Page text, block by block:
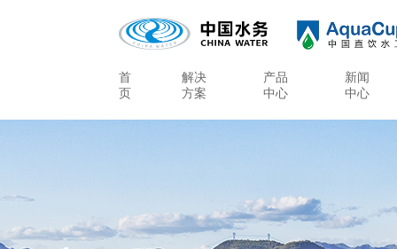
首
页
解决
方案
产品
中心
新闻
中心